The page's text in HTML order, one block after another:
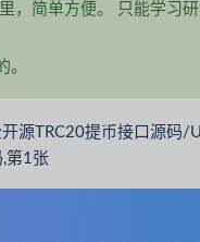
简单方便。 只能学习
。